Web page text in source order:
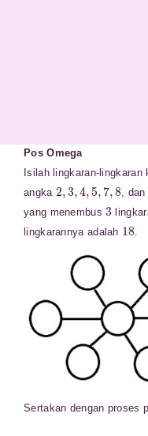
Pos Omega
Isilah lingkaran-
angka
2 3 4 5, 7,8
, dan
yang menembus
3
lingkarannya adalah
18
.
Sertakan dengan proses